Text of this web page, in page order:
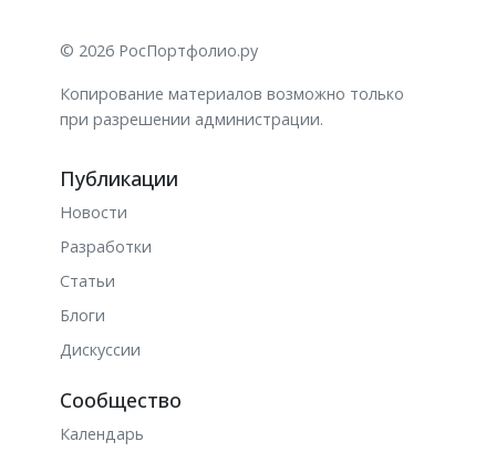
© 2026 РосПортфолио.ру
Копирование материалов возможно только
при разрешении администрации.
Публикации
Новости
Разработки
Статьи
Блоги
Дискуссии
Сообщество
Календарь